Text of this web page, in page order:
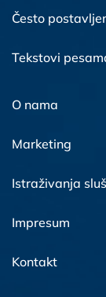
Često
Tekstovi
O nama
Marketing
Istraživanja
Impresum
Kontakt